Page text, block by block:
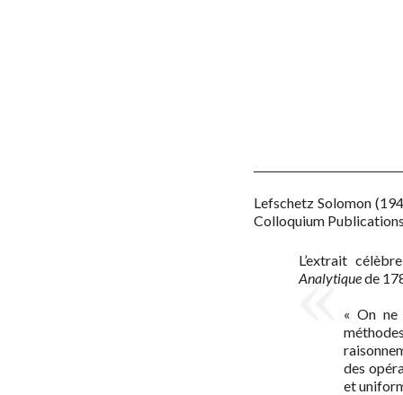
Lefschetz Solomon
Colloquium
L’extrait
Analytiquede
« On ne
des
et